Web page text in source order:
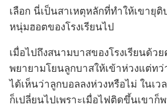
เลือก นี่เป็นสาเหตุหลักที่ทำให้เขายุ
หนุ่มฮอตของโรงเรียนไป
เมื่อไปถึงสนามบาสของโรงเรียนด้ว
พยายามโยนลูกบาสให้เข้าห่วงแต่ท
ได้เห็นว่าลูกบอลลงห่วงหรือไม่ ในเว
ก็เปลี่ยนไปเพราะเมื่อไฟติดขึ้นเขาก็